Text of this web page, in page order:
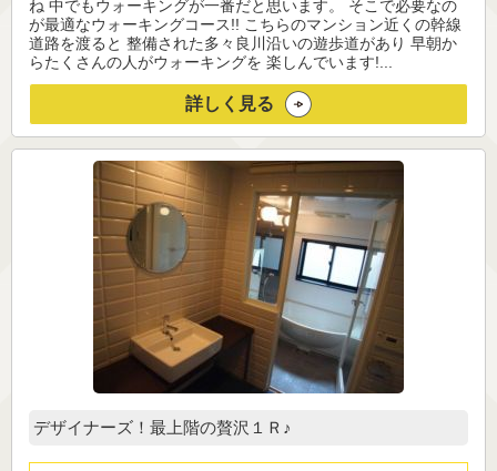
ね 中でもウォーキングが一番だと思います。 そこで必要なの
が最適なウォーキングコース!! こちらのマンション近くの幹線
道路を渡ると 整備された多々良川沿いの遊歩道があり 早朝か
らたくさんの人がウォーキングを 楽しんでいます!...
詳しく見る
デザイナーズ！最上階の贅沢１Ｒ♪